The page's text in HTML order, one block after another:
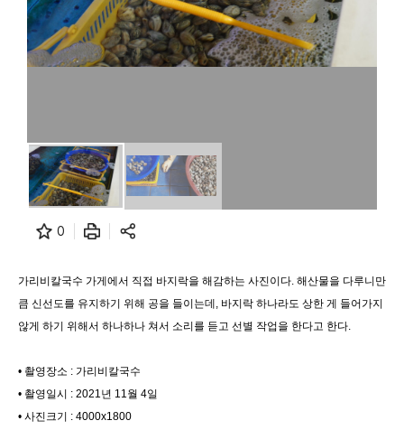
0
가리비칼국수 가게에서 직접 바지락을 해감하는 사진이다. 해산물을 다루니만
큼 신선도를 유지하기 위해 공을 들이는데, 바지락 하나라도 상한 게 들어가지
않게 하기 위해서 하나하나 쳐서 소리를 듣고 선별 작업을 한다고 한다.
• 촬영장소 : 가리비칼국수
• 촬영일시 : 2021년 11월 4일
• 사진크기 : 4000x1800